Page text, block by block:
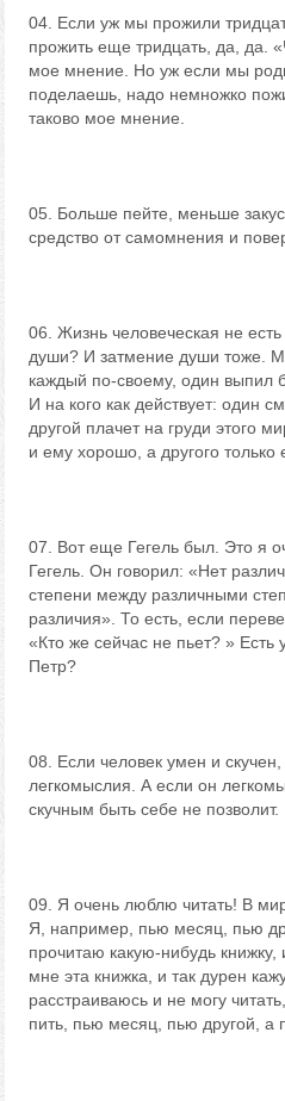
04. Если уж мы прожили
прожить еще тридцать, да, да.
мое мнение. Но уж если мы
поделаешь, надо немножко
таково мое мнение.
05. Больше пейте, меньше
средство от самомнения и
06. Жизнь человеческая не
души? И затмение души тоже.
каждый по-своему, один выпил
И на кого как действует: один
другой плачет на груди этого
и ему хорошо, а другого только
07. Вот еще Гегель был. Это я
Гегель. Он говорил: «Нет
степени между различными
различия». То есть, если
«Кто же сейчас не пьет? » Есть
Петр?
08. Если человек умен и
легкомыслия. А если он
скучным быть себе не позволит.
09. Я очень люблю читать! В
Я, например, пью месяц, пью
прочитаю какую-нибудь книжку,
мне эта книжка, и так дурен
расстраиваюсь и не могу
пить, пью месяц, пью другой, а